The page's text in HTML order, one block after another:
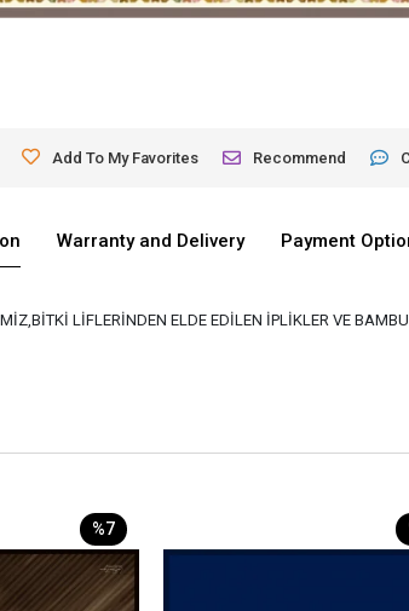
Add To My Favorites Recommend
Warranty and Delivery Payment
LİFLERİNDEN ELDE EDİLEN İPLİKLER VE
%7